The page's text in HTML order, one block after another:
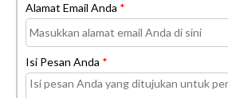
Alamat Email Anda *
Isi Pesan Anda *